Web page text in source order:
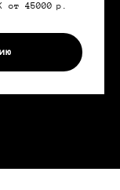
от 45000 р.